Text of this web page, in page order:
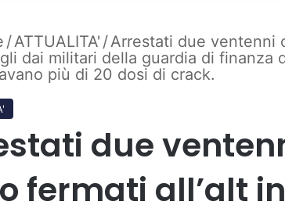
/ATTUALITA' /Arrestati due ventenni
dai militari della guardia di finanza
più di 20 dosi di crack.
due
fermati all’alt